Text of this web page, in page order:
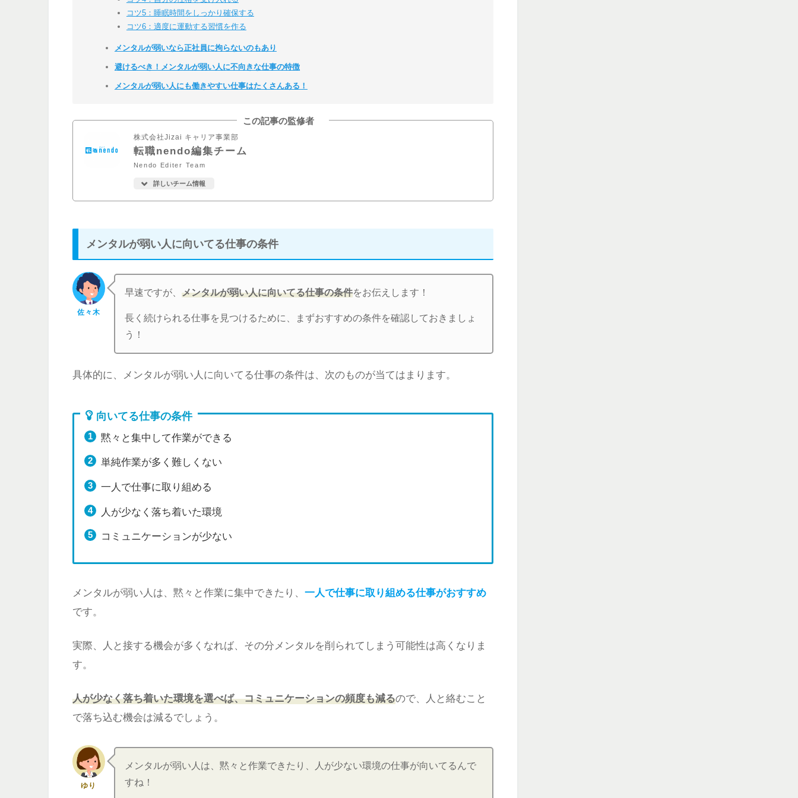
コツ5：睡眠時間をしっかり確保する
コツ6：適度に運動する習慣を作る
メンタルが弱いなら正社員に拘らないのもあり
避けるべき！メンタルが弱い人に不向きな仕事の特徴
メンタルが弱い人にも働きやすい仕事はたくさんある！
この記事の監修者
株式会社Jizai キャリア事業部
転職nendo編集チーム
Nendo Editer Team
詳しいチーム情報
メンタルが弱い人に向いてる仕事の条件
佐々木
早速ですが、 メンタルが弱い人に向いてる仕事の条件をお伝えします！
長く続けられる仕事を見つけるために、まずおすすめの条件を確認しておきましょ
う！
具体的に、メンタルが弱い人に向いてる仕事の条件は、次のものが当てはまります。
向いてる仕事の条件
黙々と集中して作業ができる
単純作業が多く難しくない
一人で仕事に取り組める
人が少なく落ち着いた環境
コミュニケーションが少ない
メンタルが弱い人は、黙々と作業に集中できたり、 一人で仕事に取り組める仕事がおすすめ
です。
実際、人と接する機会が多くなれば、その分メンタルを削られてしまう可能性は高くなりま
す。
人が少なく落ち着いた環境を選べば、コミュニケーションの頻度も減るので、人と絡むこと
で落ち込む機会は減るでしょう。
ゆり
メンタルが弱い人は、黙々と作業できたり、人が少ない環境の仕事が向いてるんで
すね！